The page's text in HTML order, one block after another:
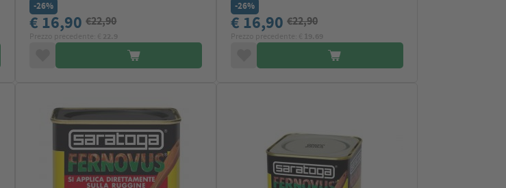
-26%
€ 16,90€22,90
-26%
€ 16,90€22,90